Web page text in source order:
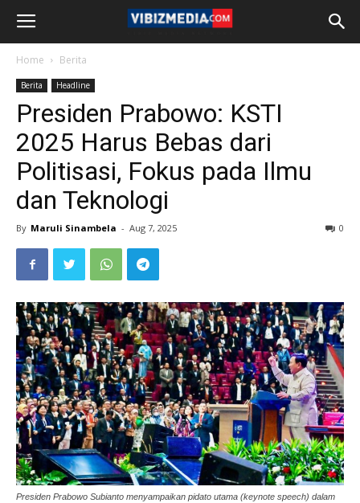
Home Berita
Berita Headline
Presiden Prabowo: KSTI
2025 Harus Bebas dari
Politisasi, Fokus pada Ilmu
dan Teknologi
By Maruli Sinambela - Aug 7, 2025 0
Presiden Prabowo Subianto menyampaikan pidato utama (keynote speech) dalam